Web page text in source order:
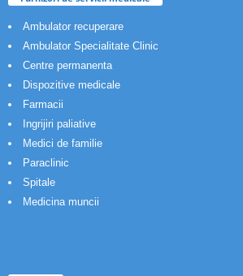
Ambulator recuperare
Ambulator Specialitate Clinic
Centre permanenta
Dispozitive medicale
Farmacii
Ingrijiri paliative
Medici de familie
Paraclinic
Spitale
Medicina muncii